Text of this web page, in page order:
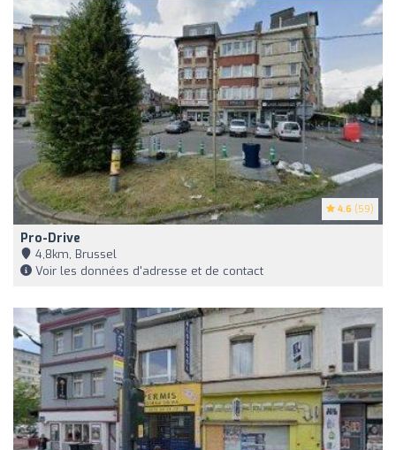
4.6 (59)
Pro-Drive
4,8km, Brussel
Voir les données d'adresse et de contact